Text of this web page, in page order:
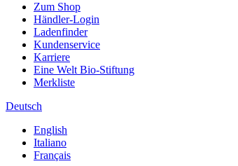
Zum Shop
Händler-Login
Ladenfinder
Kundenservice
Karriere
Eine Welt Bio-Stiftung
Merkliste
Deutsch
English
Italiano
Français